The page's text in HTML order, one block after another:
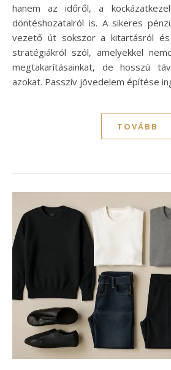
hanem az időről, a
döntéshozatalról is. A sikeres
vezető út sokszor a kitartásról
stratégiákról szól, amelyekkel
megtakarításainkat, de hosszú
azokat. Passzív jövedelem építése
TOVÁBB